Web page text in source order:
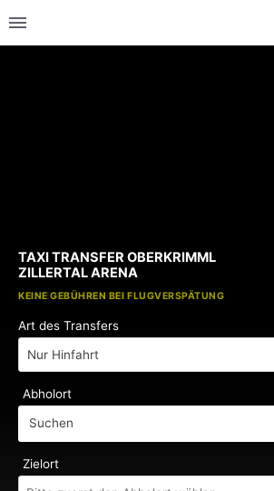
KOSTENLOSE KINDERSITZE
KEINE GEBÜHREN BEI FLUGVERSPÄTUNG
TAXI TRANSFER OBERKRIMML
ZILLERTAL ARENA
Art des Transfers
Abholort
Suchen
Zielort